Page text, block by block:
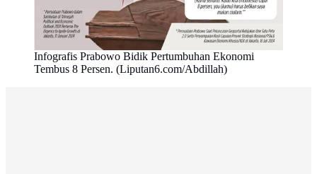
Infografis Prabowo Bidik Pertumbuhan Ekonomi
Tembus 8 Persen. (Liputan6.com/Abdillah)